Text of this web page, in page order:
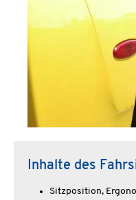
Inhalte des
Sitzposition,